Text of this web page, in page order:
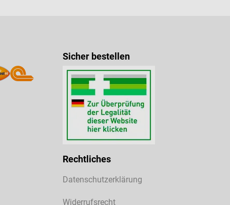
Sicher bestellen
Rechtliches
Datenschutzerklärung
Widerrufsrecht